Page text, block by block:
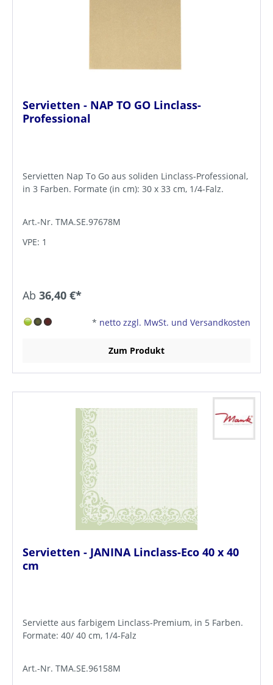
Servietten - NAP TO GO Linclass-
Professional
Servietten Nap To Go aus soliden Linclass-Professional,
in 3 Farben. Formate (in cm): 30 x 33 cm, 1/4-Falz.
Art.-Nr. TMA.SE.97678M
VPE: 1
Ab 36,40 €*
* netto zzgl. MwSt. und Versandkosten
Zum Produkt
Servietten - JANINA Linclass-Eco 40 x 40
cm
Serviette aus farbigem Linclass-Premium, in 5 Farben.
Formate: 40/ 40 cm, 1/4-Falz
Art.-Nr. TMA.SE.96158M